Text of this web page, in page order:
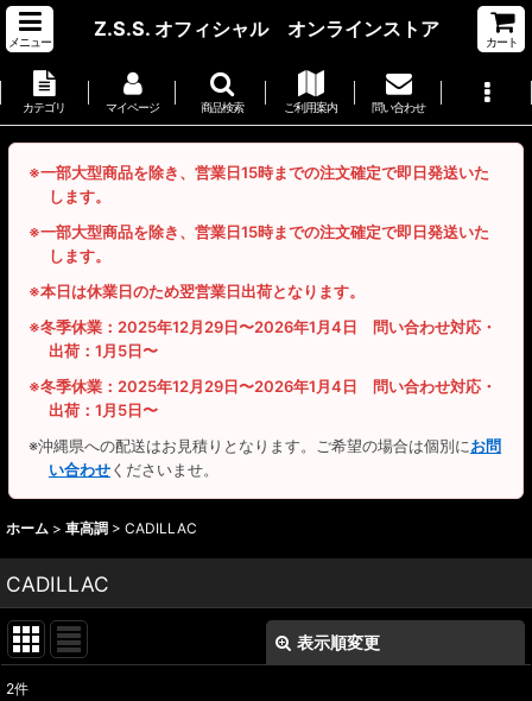
メニュー
Z.S.S. オフィシャル オンラインストア
カート
カテゴリ マイページ 商品検索 ご利用案内 問い合わせ
※一部大型商品を除き、営業日15時までの注文確定で即日発送いた
します。
※一部大型商品を除き、営業日15時までの注文確定で即日発送いた
します。
※本日は休業日のため翌営業日出荷となります。
※冬季休業：2025年12月29日〜2026年1月4日 問い合わせ対応・
出荷：1月5日〜
※冬季休業：2025年12月29日〜2026年1月4日 問い合わせ対応・
出荷：1月5日〜
※沖縄県への配送はお見積りとなります。ご希望の場合は個別にお問
い合わせくださいませ。
ホーム > 車高調 > CADILLAC
CADILLAC
表示順変更
2件